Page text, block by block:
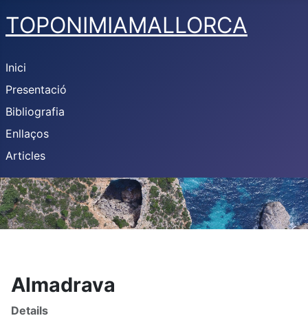
TOPONIMIAMALLORCA
Inici
Presentació
Bibliografia
Enllaços
Articles
Almadrava
Details